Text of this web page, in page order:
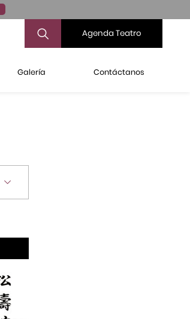
Agenda Teatro
Galería Contáctanos